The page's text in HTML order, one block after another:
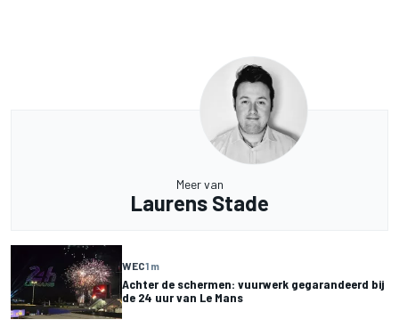
Meer van
Laurens Stade
WEC1 m
Achter de schermen: vuurwerk gegarandeerd bij
de 24 uur van Le Mans